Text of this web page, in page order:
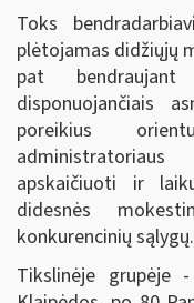
Toks
plėtojamas didžiųjų
pat
disponuojančiais
poreikius
apskaičiuoti ir
didesnės
konkurencinių sąlygų.
Tikslinėje grupėje